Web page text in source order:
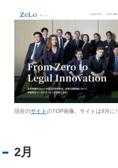
現在のサイトのTOP画像。サイトは9月に
2月